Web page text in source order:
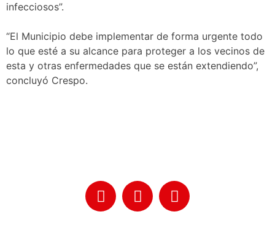
infecciosos”.
“El Municipio debe implementar de forma urgente todo
lo que esté a su alcance para proteger a los vecinos de
esta y otras enfermedades que se están extendiendo”,
concluyó Crespo.